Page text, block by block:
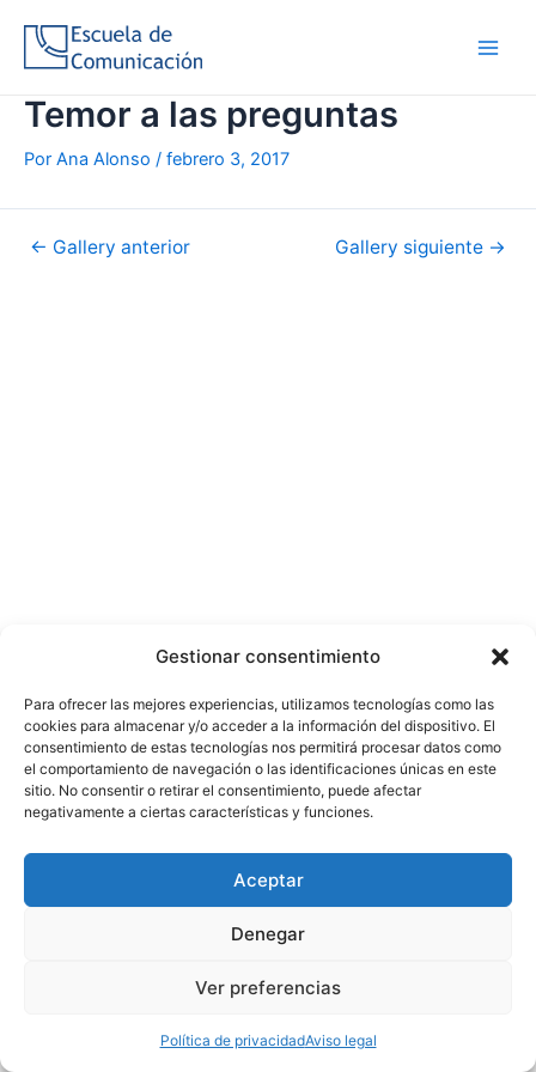
Gestionar consentimiento
Para ofrecer las mejores experiencias, utilizamos tecnologías como las
cookies para almacenar y/o acceder a la información del dispositivo. El
consentimiento de estas tecnologías nos permitirá procesar datos como
el comportamiento de navegación o las identificaciones únicas en este
sitio. No consentir o retirar el consentimiento, puede afectar
negativamente a ciertas características y funciones.
Aceptar
Denegar
Ver preferencias
Política de privacidadAviso legal
contenido
Temor a las preguntas
Por Ana Alonso / febrero 3, 2017
Navegación
← Gallery anterior Gallery siguiente →
Contacto
Nosotros
Aviso legal
Copyright © 2026 Escuela de Comunicación